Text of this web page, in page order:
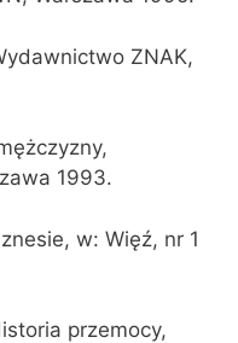
ZNAK,
1993.
w: Więź, nr 1
przemocy,